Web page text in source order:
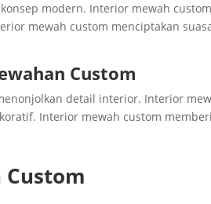
modern. Interior mewah custom
mewah custom menciptakan
Custom
detail interior. Interior
Interior mewah custom